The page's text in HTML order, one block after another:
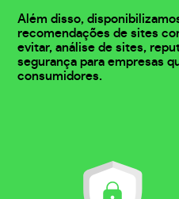
Além disso,
recomendações de sites
evitar, análise de sites,
segurança para empresas
consumidores.